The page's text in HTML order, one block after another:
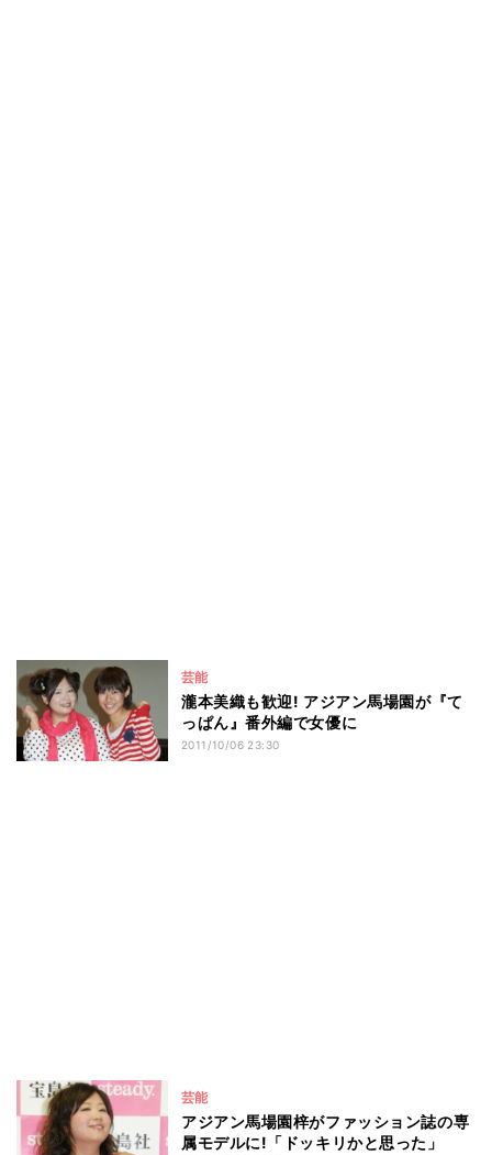
芸能
瀧本美織も歓迎! アジアン馬場園が『て
っぱん』番外編で女優に
2011/10/06 23:30
芸能
アジアン馬場園梓がファッション誌の専
属モデルに!「ドッキリかと思った」